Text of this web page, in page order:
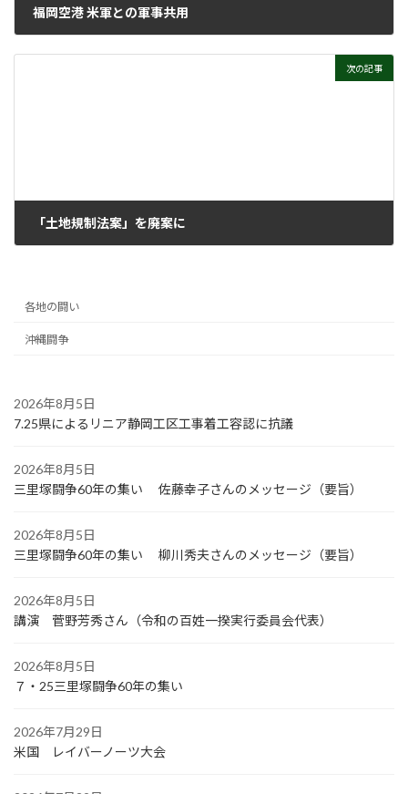
福岡空港 米軍との軍事共用
次の記事
「土地規制法案」を廃案に
各地の闘い
沖縄闘争
2026年8月5日
7.25県によるリニア静岡工区工事着工容認に抗議
2026年8月5日
三里塚闘争60年の集い 佐藤幸子さんのメッセージ（要旨）
2026年8月5日
三里塚闘争60年の集い 柳川秀夫さんのメッセージ（要旨）
2026年8月5日
講演 菅野芳秀さん（令和の百姓一揆実行委員会代表）
2026年8月5日
７・25三里塚闘争60年の集い
2026年7月29日
米国 レイバーノーツ大会